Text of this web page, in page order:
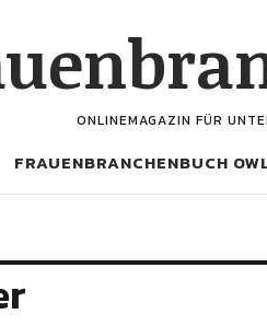
ONLINEMAGAZIN FÜR
FRAUENBRANCHENBUCH